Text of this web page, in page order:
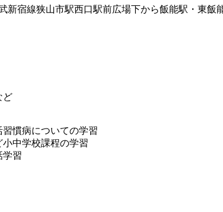
新宿線狭山市駅西口駅前広場下から飯能駅・東飯
ど
慣病についての学習
中学校課程の学習
学習